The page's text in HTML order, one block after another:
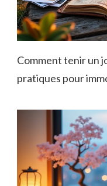
Comment tenir un
pratiques pour